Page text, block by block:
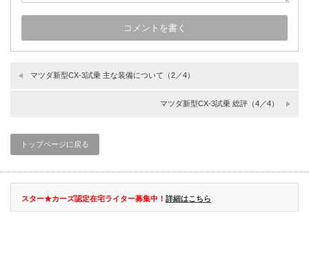
マツダ新型CX-3試乗 主な装備について（2／4）
マツダ新型CX-3試乗 総評（4／4）
トップページに戻る
スター★カーズ認定在宅ライター募集中！ 詳細はこちら